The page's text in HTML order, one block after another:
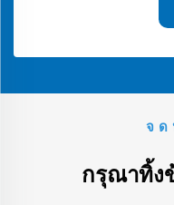
จด
กรุณาทิ้ง